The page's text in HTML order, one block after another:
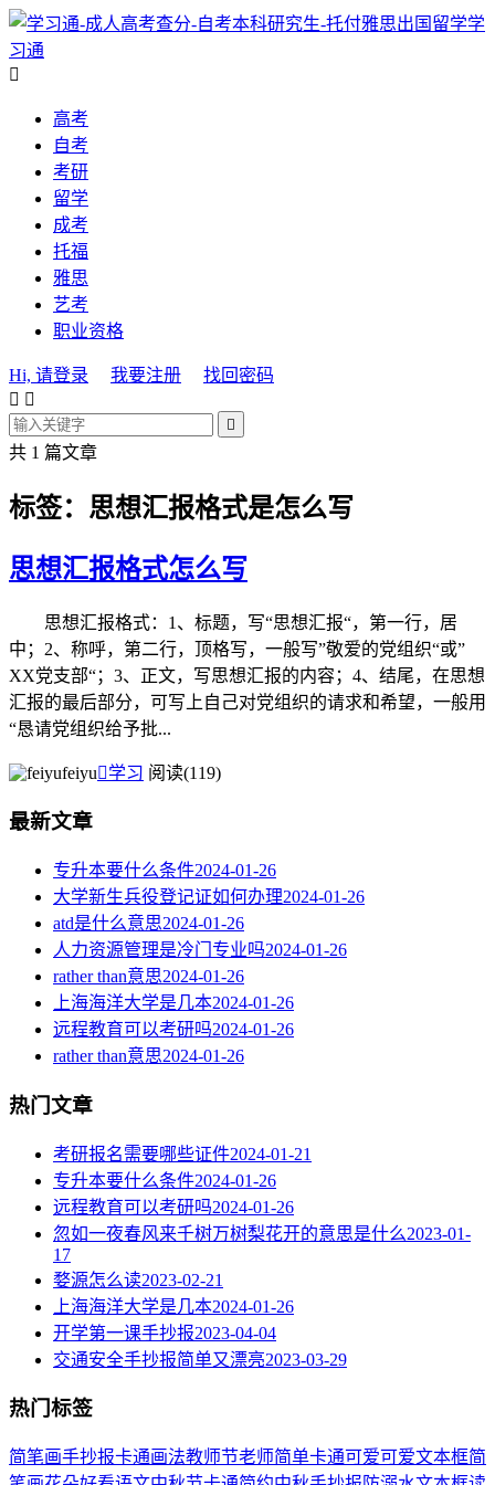
学
习通

高考
自考
考研
留学
成考
托福
雅思
艺考
职业资格
Hi, 请登录 我要注册
找回密码
 

共 1 篇文章
标签：思想汇报格式是怎么写
思想汇报格式怎么写
思想汇报格式：1、标题，写“思想汇报“，第一行，居
中；2、称呼，第二行，顶格写，一般写”敬爱的党组织“或”
XX党支部“；3、正文，写思想汇报的内容；4、结尾，在思想
汇报的最后部分，可写上自己对党组织的请求和希望，一般用
“恳请党组织给予批...
feiyu学习 阅读(119)
最新文章
专升本要什么条件2024-01-26
大学新生兵役登记证如何办理2024-01-26
atd是什么意思2024-01-26
人力资源管理是冷门专业吗2024-01-26
rather than意思2024-01-26
上海海洋大学是几本2024-01-26
远程教育可以考研吗2024-01-26
rather than意思2024-01-26
热门文章
考研报名需要哪些证件2024-01-21
专升本要什么条件2024-01-26
远程教育可以考研吗2024-01-26
忽如一夜春风来千树万树梨花开的意思是什么2023-01-
17
婺源怎么读2023-02-21
上海海洋大学是几本2024-01-26
开学第一课手抄报2023-04-04
交通安全手抄报简单又漂亮2023-03-29
热门标签
简笔画手抄报卡通画法教师节老师简单卡通可爱可爱文本框简